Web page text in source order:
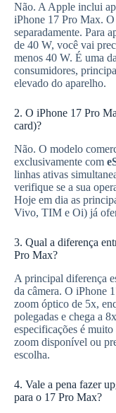
Não. A Apple inclui
iPhone 17 Pro Max. O
separadamente. Para
de 40 W, você vai
menos 40 W. É uma
consumidores,
elevado do aparelho.
2. O iPhone 17 Pro
card)?
Não. O modelo
exclusivamente com
linhas ativas
verifique se a sua
Hoje em dia as
Vivo, TIM e Oi) já
3. Qual a diferença
Pro Max?
A principal diferença
da câmera. O iPhone
zoom óptico de 5x,
polegadas e chega a
especificações é
zoom disponível ou
escolha.
4. Vale a pena fazer
para o 17 Pro Max?